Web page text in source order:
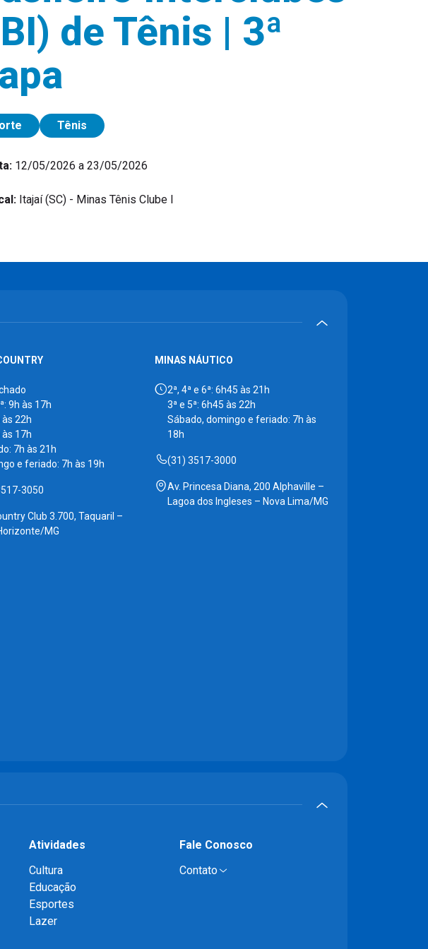
de Tênis | 3ª
Tênis
12/05/2026 a 23/05/2026
Itajaí (SC) - Minas Tênis Clube I
9h às 17h
às 22h
às 17h
7h às 21h
e feriado: 7h às 19h
3050
Club 3.700, Taquaril –
MG
MINAS NÁUTICO
2ª, 4ª e 6ª: 6h45 às 21h
3ª e 5ª: 6h45 às 22h
Sábado, domingo e feriado: 7h às
18h
(31) 3517-3000
Av. Princesa Diana, 200 Alphaville –
Lagoa dos Ingleses – Nova Lima/MG
Atividades
Cultura
Educação
Esportes
Lazer
Fale Conosco
Contato